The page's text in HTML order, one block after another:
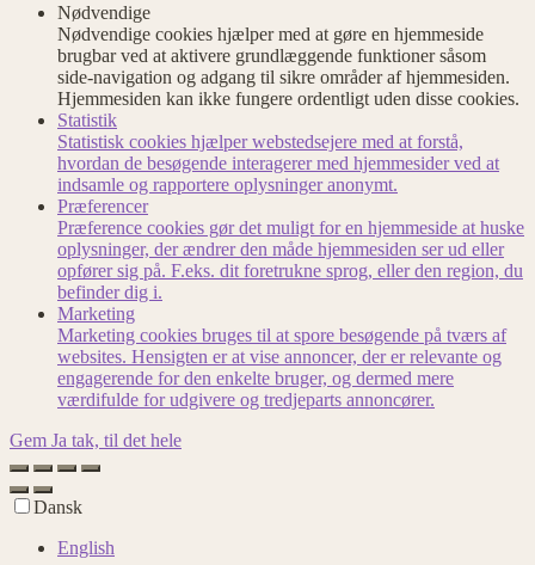
Nødvendige
Nødvendige cookies hjælper med at gøre en hjemmeside
brugbar ved at aktivere grundlæggende funktioner såsom
side-navigation og adgang til sikre områder af hjemmesiden.
Hjemmesiden kan ikke fungere ordentligt uden disse cookies.
Statistik
Statistisk cookies hjælper webstedsejere med at forstå,
hvordan de besøgende interagerer med hjemmesider ved at
indsamle og rapportere oplysninger anonymt.
Præferencer
Præference cookies gør det muligt for en hjemmeside at huske
oplysninger, der ændrer den måde hjemmesiden ser ud eller
opfører sig på. F.eks. dit foretrukne sprog, eller den region, du
befinder dig i.
Marketing
Marketing cookies bruges til at spore besøgende på tværs af
websites. Hensigten er at vise annoncer, der er relevante og
engagerende for den enkelte bruger, og dermed mere
værdifulde for udgivere og tredjeparts annoncører.
Gem Ja tak, til det hele
Dansk
English